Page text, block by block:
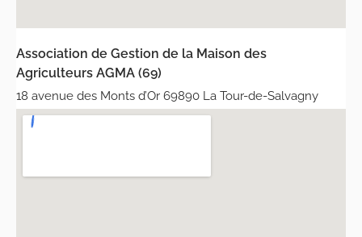
Association de Gestion de la Maison des
Agriculteurs AGMA (69)
18 avenue des Monts d’Or 69890 La Tour-de-Salvagny